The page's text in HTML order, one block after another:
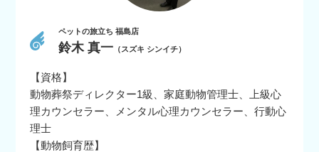
ペットの旅立ち 福島店
鈴木 真一 （スズキ シンイチ）
【資格】
動物葬祭ディレクター1級、家庭動物管理士、上級心
理カウンセラー、メンタル心理カウンセラー、行動心
理士
【動物飼育歴】